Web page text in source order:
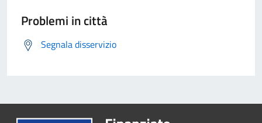
Problemi in città
Segnala disservizio